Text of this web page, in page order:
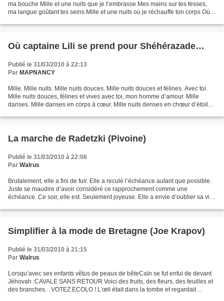
ma bouche Mille et une nuits que je t’embrasse Mes mains sur tes fesses,
ma langue goûtant tes seins Mille et une nuits où je réchauffe ton corps Où
Où captaine Lili se prend pour Shéhérazade…
Publié le 31/03/2010 à 22:13
Par MAPNANCY
Mille. Mille nuits. Mille nuits douces. Mille nuits douces et félines. Avec toi.
Mille nuits douces, félines et vives avec toi, mon homme d’amour. Mille
danses. Mille danses en corps à cœur. Mille nuits denses en chœur d’étoiles.
La marche de Radetzki (Pivoine)
Publié le 31/03/2010 à 22:08
Par Walrus
Brutalement, elle a fini de fuir. Elle a reculé l’échéance autant que possible.
Juste se maudire d’avoir considéré ce rapprochement comme une
échéance. Ce soir, elle est. Seulement joyeuse. Elle a envie d’oublier sa vie,
Simplifier à la mode de Bretagne (Joe Krapov)
Publié le 31/03/2010 à 21:15
Par Walrus
Lorsqu’avec ses enfants vêtus de peaux de bêteCaïn se fut enfui de devant
Jéhovah :CAVALE SANS RETOUR Voici des fruits, des fleurs, des feuilles et
des branches…VOTEZ ECOLO ! L’œil était dans la tombe et regardait